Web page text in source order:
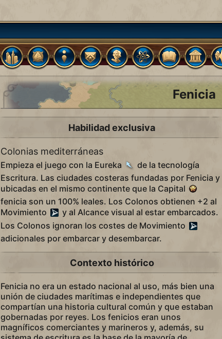
Fenicia
Habilidad exclusiva
Colonias mediterráneas
Empieza el juego con la Eureka
de la tecnología
Escritura. Las ciudades costeras fundadas por Fenicia y
ubicadas en el mismo continente que la Capital
fenicia son un 100% leales. Los Colonos obtienen +2 al
Movimiento
y al Alcance visual al estar embarcados.
Los Colonos ignoran los costes de Movimiento
adicionales por embarcar y desembarcar.
Contexto histórico
Fenicia no era un estado nacional al uso, más bien una
unión de ciudades marítimas e independientes que
compartían una historia cultural común y que estaban
gobernadas por reyes. Los fenicios eran unos
magníficos comerciantes y marineros y, además, su